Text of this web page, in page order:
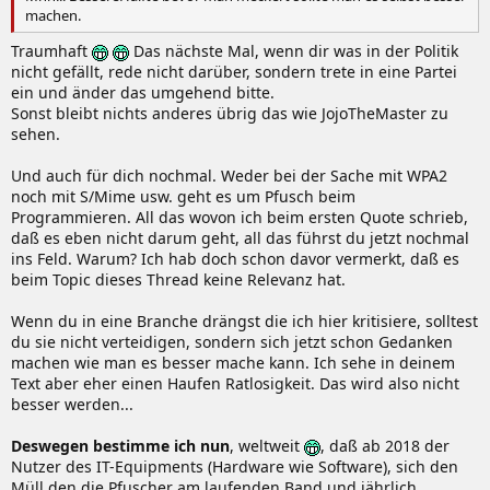
machen.
Traumhaft
Das nächste Mal, wenn dir was in der Politik
nicht gefällt, rede nicht darüber, sondern trete in eine Partei
ein und änder das umgehend bitte.
Sonst bleibt nichts anderes übrig das wie JojoTheMaster zu
sehen.
Und auch für dich nochmal. Weder bei der Sache mit WPA2
noch mit S/Mime usw. geht es um Pfusch beim
Programmieren. All das wovon ich beim ersten Quote schrieb,
daß es eben nicht darum geht, all das führst du jetzt nochmal
ins Feld. Warum? Ich hab doch schon davor vermerkt, daß es
beim Topic dieses Thread keine Relevanz hat.
Wenn du in eine Branche drängst die ich hier kritisiere, solltest
du sie nicht verteidigen, sondern sich jetzt schon Gedanken
machen wie man es besser mache kann. Ich sehe in deinem
Text aber eher einen Haufen Ratlosigkeit. Das wird also nicht
besser werden...
Deswegen bestimme ich nun, weltweit
, daß ab 2018 der
Nutzer des IT-Equipments (Hardware wie Software), sich den